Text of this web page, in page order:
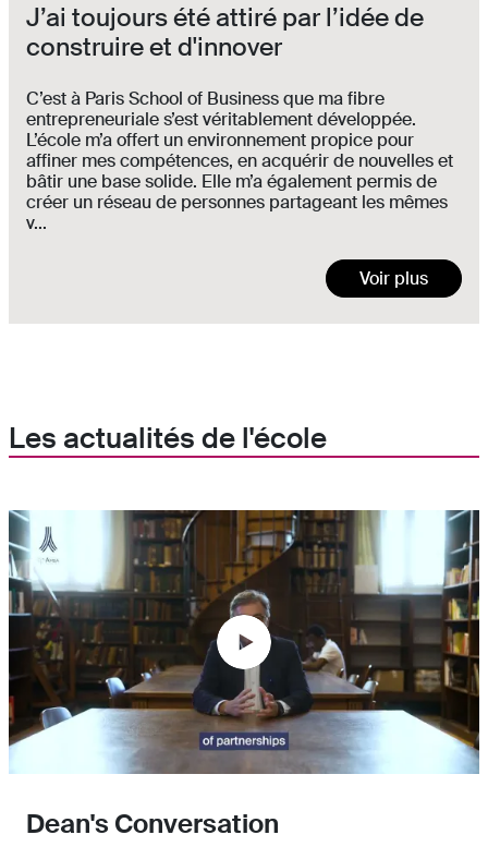
J’ai toujours été attiré par l’idée de
construire et d'innover
C’est à Paris School of Business que ma fibre
entrepreneuriale s’est véritablement développée.
L’école m’a offert un environnement propice pour
affiner mes compétences, en acquérir de nouvelles et
bâtir une base solide. Elle m’a également permis de
créer un réseau de personnes partageant les mêmes
v...
Voir plus
Les actualités de l'école
Dean's Conversation